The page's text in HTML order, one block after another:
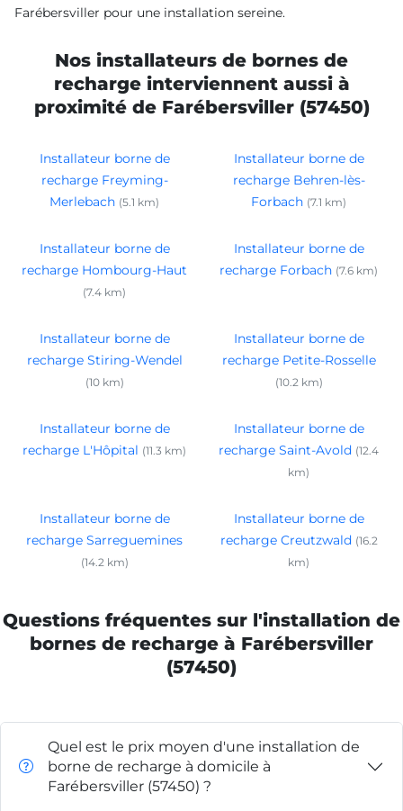
Farébersviller pour une installation sereine.
Nos installateurs de bornes de
recharge interviennent aussi à
proximité de Farébersviller (57450)
Installateur borne de
recharge Freyming-
Merlebach (5.1 km)
Installateur borne de
recharge Behren-lès-
Forbach (7.1 km)
Installateur borne de
recharge Hombourg-Haut
(7.4 km)
Installateur borne de
recharge Forbach (7.6 km)
Installateur borne de
recharge Stiring-Wendel
(10 km)
Installateur borne de
recharge Petite-Rosselle
(10.2 km)
Installateur borne de
recharge L'Hôpital (11.3 km)
Installateur borne de
recharge Saint-Avold (12.4
km)
Installateur borne de
recharge Sarreguemines
(14.2 km)
Installateur borne de
recharge Creutzwald (16.2
km)
Questions fréquentes sur l'installation de
bornes de recharge à Farébersviller
(57450)
Quel est le prix moyen d'une installation de
borne de recharge à domicile à
Farébersviller (57450) ?